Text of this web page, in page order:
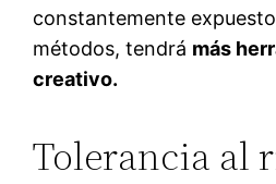
constantemente
métodos, tendrá más
creativo.
Tolerancia al